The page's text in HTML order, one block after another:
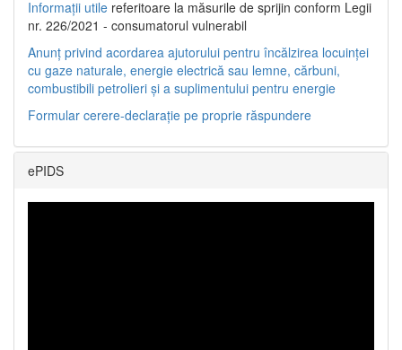
Informații utile referitoare la măsurile de sprijin conform Legii
nr. 226/2021 - consumatorul vulnerabil
Anunț privind acordarea ajutorului pentru încălzirea locuinței
cu gaze naturale, energie electrică sau lemne, cărbuni,
combustibili petrolieri și a suplimentului pentru energie
Formular cerere-declarație pe proprie răspundere
ePIDS